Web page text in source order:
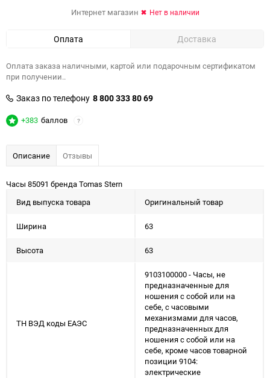
Интернет магазин Нет в наличии
Оплата Доставка
Оплата заказа наличными, картой или подарочным сертификатом
при получении..
Заказ по телефону 8 800 333 80 69
+383 баллов ?
Описание Отзывы
Часы 85091 бренда Tomas Stern
Вид выпуска товара
Оригинальный товар
Ширина 63
Высота 63
ТН ВЭД коды ЕАЭС
9103100000 - Часы, не
предназначенные для
ношения с собой или на
себе, с часовыми
механизмами для часов,
предназначенных для
ношения с собой или на
себе, кроме часов товарной
позиции 9104:
электрические